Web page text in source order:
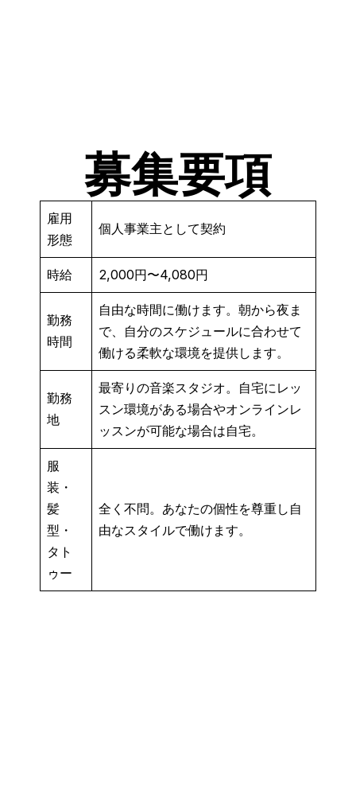
募集要項
雇用
形態
個人事業主として契約
時給 2,000円〜4,080円
勤務
時間
自由な時間に働けます。朝から夜ま
で、自分のスケジュールに合わせて
働ける柔軟な環境を提供します。
勤務
地
最寄りの音楽スタジオ。自宅にレッ
スン環境がある場合やオンラインレ
ッスンが可能な場合は自宅。
服
装・
髪
型・
タト
ゥー
全く不問。あなたの個性を尊重し自
由なスタイルで働けます。